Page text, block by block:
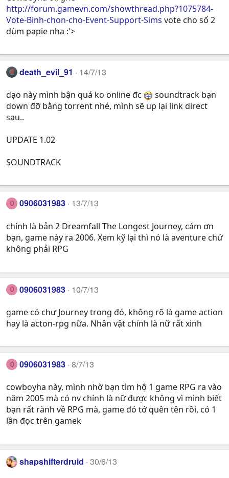
http://forum.gamevn.com/showthread.php?1075784-
Vote-Binh-chon-cho-Event-Support-Sims vote cho số 2
dùm papie nha :'>
death_evil_91 14/7/13
dạo này mình bận quá ko online đc
soundtrack bạn
down đỡ bằng torrent nhé, mình sẽ up lại link direct
sau..
UPDATE 1.02
SOUNDTRACK
0 0906031983 13/7/13
chính là bản 2 Dreamfall The Longest Journey, cám ơn
bạn, game này ra 2006. Xem kỹ lại thì nó là aventure chứ
không phải RPG
0 0906031983 10/7/13
game có chư Journey trong đó, không rõ là game action
hay là acton-rpg nữa. Nhân vật chính là nữ rất xinh
0 0906031983 8/7/13
cowboyha này, mình nhờ bạn tìm hộ 1 game RPG ra vào
năm 2005 mà có nv chính là nữ được không vì mình biết
bạn rất rành về RPG mà, game đó tớ quên tên rồi, có 1
lần đọc trên gamek
shapshifterdruid 30/6/13